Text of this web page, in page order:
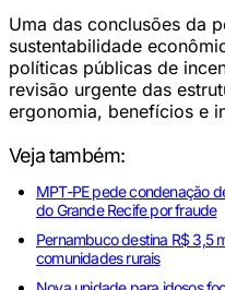
Uma das conclusões da
sustentabilidade
políticas públicas de
revisão urgente das
ergonomia, benefícios e
Veja também:
MPT-PE pede condenação
do Grande Recife por fraude
Pernambuco destina R$ 3,5
comunidades rurais